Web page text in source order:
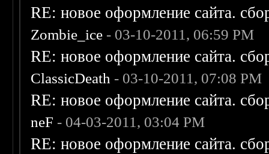
RE: новое оформление сайта.
Zombie_ice - 03-10-2011, 06:59 PM
RE: новое оформление сайта.
ClassicDeath - 03-10-2011, 07:08 PM
RE: новое оформление сайта.
neF - 04-03-2011, 03:04 PM
RE: новое оформление сайта.